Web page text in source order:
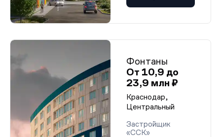
Фонтаны
От 10,9 до
23,9 млн ₽
Краснодар,
Центральный
Застройщик
«ССК»